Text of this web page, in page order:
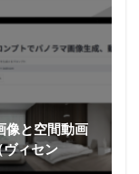
像と空間動画
ィセン